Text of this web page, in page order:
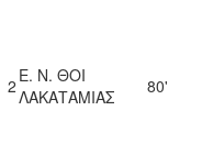
2 Ε. Ν. ΘΟΙ
ΛΑΚΑΤΑΜΙΑΣ
80'